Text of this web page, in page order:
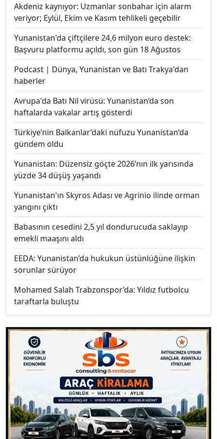
Akdeniz kaynıyor: Uzmanlar sonbahar için alarm
veriyor; Eylül, Ekim ve Kasım tehlikeli geçebilir
Yunanistan'da çiftçilere 24,6 milyon euro destek:
Başvuru platformu açıldı, son gün 18 Ağustos
Podcast | Dünya, Yunanistan ve Batı Trakya'dan
haberler
Avrupa'da Batı Nil virüsü: Yunanistan’da son
haftalarda vakalar artış gösterdi
Türkiye’nin Balkanlar’daki nüfuzu Yunanistan’da
gündem oldu
Yunanistan: Düzensiz göçte 2026’nın ilk yarısında
yüzde 34 düşüş yaşandı
Yunanistan'ın Skyros Adası ve Agrinio ilinde orman
yangını çıktı
Babasının cesedini 2,5 yıl dondurucuda saklayıp
emekli maaşını aldı
EEDA: Yunanistan’da hukukun üstünlüğüne ilişkin
sorunlar sürüyor
Mohamed Salah Trabzonspor’da: Yıldız futbolcu
taraftarla buluştu